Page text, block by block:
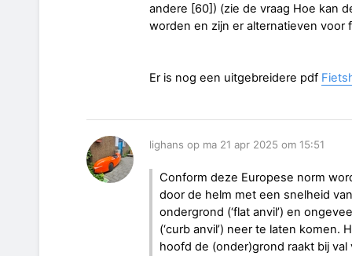
andere [60]) (zie de vraag Hoe kan
worden en zijn er alternatieven voor
Er is nog een uitgebreidere pdf
lighans op ma 21 apr 2025 om 15:51
Conform deze Europese norm
door de helm met een snelheid
ondergrond (‘flat anvil’) en
(‘curb anvil’) neer te laten
hoofd de (onder)grond raakt bij